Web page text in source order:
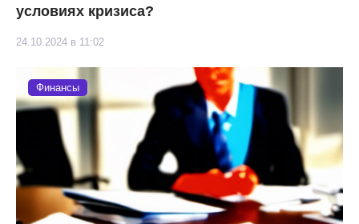
условиях кризиса?
24.10.2024 в 11:02
Финансы